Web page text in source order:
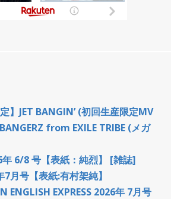
】JET BANGIN’ (初回生産限定MV
from EXILE TRIBE (メガ
6/8 号【表紙：純烈】 [雑誌]
月号【表紙:有村架純】
ENGLISH EXPRESS 2026年 7月号